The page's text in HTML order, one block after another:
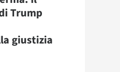
Trump
giustizia